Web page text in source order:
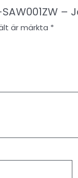
–
är märkta *